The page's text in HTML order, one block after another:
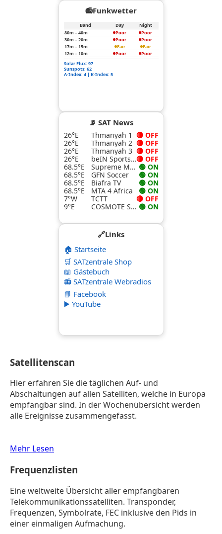
📻Funkwetter
Band Day
Night
80m – 40m
Poor
Poor
30m – 20m
Poor
Poor
17m – 15m
Fair
Fair
12m – 10m
Poor
Poor
Solar Flux: 97
Sunspots: 62
A-Index: 4 | K-Index: 5
📡 SAT News
26°E Thmanyah 1 🔴 OFF
26°E
Thmanyah 2 🔴 OFF
26°E
Thmanyah 3 🔴 OFF
26°E
beIN Sports 4K🔴 OFF
68.5°E
Supreme Master TV 🟢 ON
68.5°E
GFN Soccer
🟢 ON
68.5°E
Biafra TV
🟢 ON
68.5°E
MTA 4 Africa
🟢 ON
7°W
TCTT
🔴 OFF
9°E
COSMOTE Sport Superleague Pass 🟢 ON
🔗Links
🏠 Startseite
🛒 SATzentrale Shop
📖 Gästebuch
📻 SATzentrale Webradios
📘 Facebook
▶️ YouTube
Satellitenscan
Hier erfahren Sie die täglichen Auf- und
Abschaltungen auf allen Satelliten, welche in Europa
empfangbar sind. In der Wochenübersicht werden
alle Ereignisse zusammengefasst.
Mehr Lesen
Frequenzlisten
Eine weltweite Übersicht aller empfangbaren
Telekommunikationssatelliten. Transponder,
Frequenzen, Symbolrate, FEC inklusive den Pids in
einer einmaligen Aufmachung.